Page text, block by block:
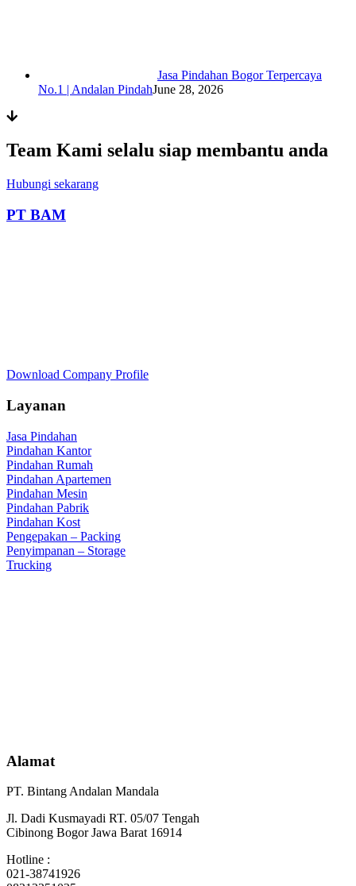
Jasa Pindahan Bogor Terpercaya
No.1 | Andalan PindahJune 28, 2026
Team Kami selalu siap membantu anda
Hubungi sekarang
PT BAM
Download Company Profile
Layanan
Jasa Pindahan
Pindahan Kantor
Pindahan Rumah
Pindahan Apartemen
Pindahan Mesin
Pindahan Pabrik
Pindahan Kost
Pengepakan – Packing
Penyimpanan – Storage
Trucking
Alamat
PT. Bintang Andalan Mandala
Jl. Dadi Kusmayadi RT. 05/07 Tengah
Cibinong Bogor Jawa Barat 16914
Hotline :
021-38741926